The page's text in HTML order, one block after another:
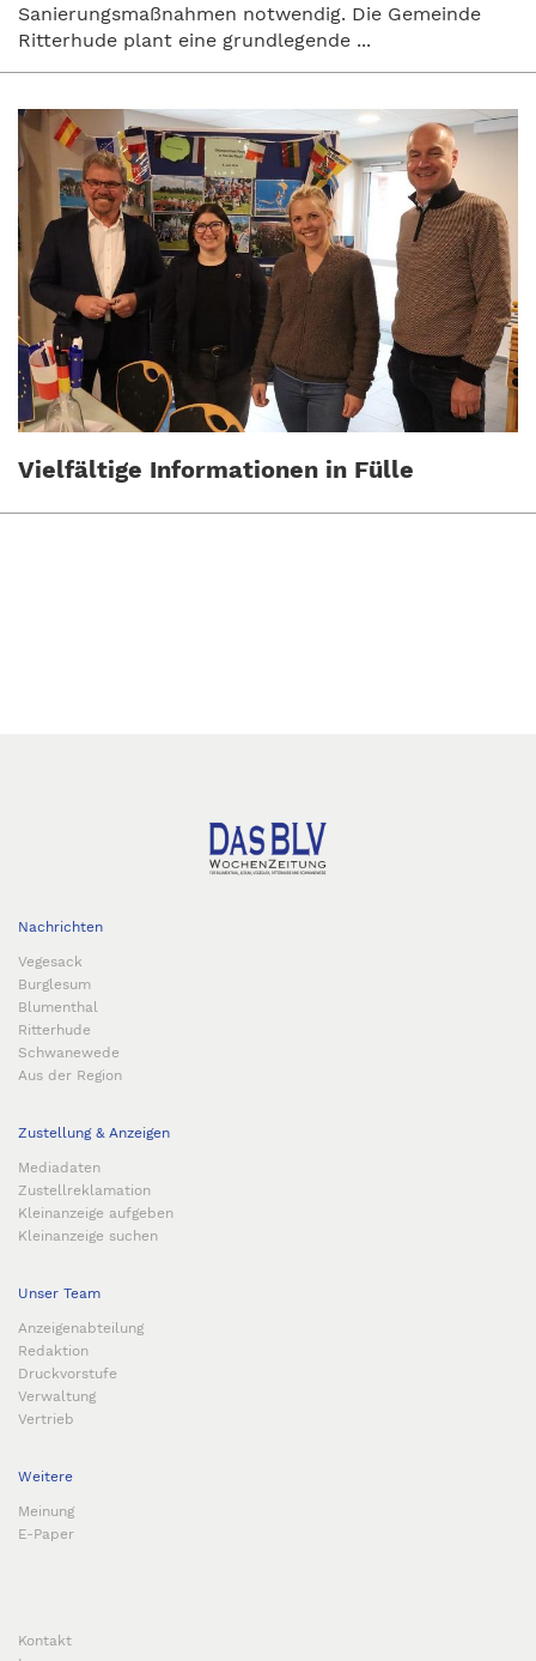
Sanierungsmaßnahmen notwendig. Die Gemeinde
Ritterhude plant eine grundlegende ...
Vielfältige Informationen in Fülle
Nachrichten
Vegesack
Burglesum
Blumenthal
Ritterhude
Schwanewede
Aus der Region
Zustellung & Anzeigen
Mediadaten
Zustellreklamation
Kleinanzeige aufgeben
Kleinanzeige suchen
Unser Team
Anzeigenabteilung
Redaktion
Druckvorstufe
Verwaltung
Vertrieb
Weitere
Meinung
E-Paper
Kontakt